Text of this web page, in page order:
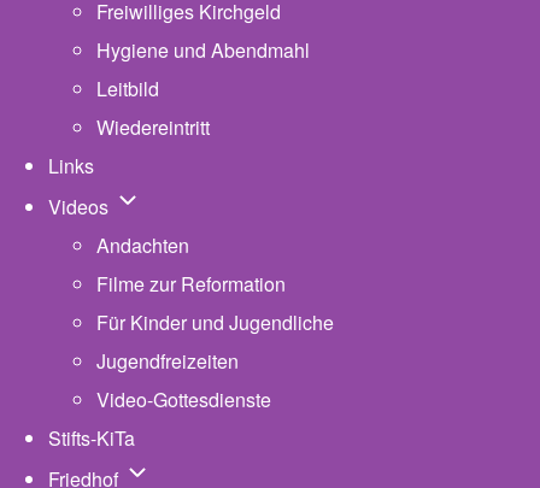
Freiwilliges Kirchgeld
Hygiene und Abendmahl
Leitbild
Wiedereintritt
Links
Videos Unternavigation von Videos
Andachten
Filme zur Reformation
Für Kinder und Jugendliche
Jugendfreizeiten
Video-Gottesdienste
Stifts-KiTa
Friedhof Unternavigation von Friedhof